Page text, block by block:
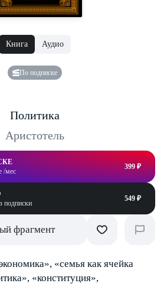
Книга Аудио
По подписке
Политика
Аристотель
/мес
399 ₽
подписки
549 ₽
фрагмент
«семья как ячейка
«конституция»,